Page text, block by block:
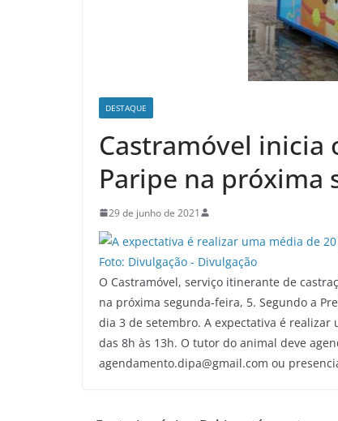
DESTAQUE
Castramóvel
Paripe na próxima
29 de junho de 2021
O Castramóvel, serviço itinerante de
na próxima segunda-feira, 5. Segundo a
dia 3 de setembro. A expectativa é
das 8h às 13h. O tutor do animal deve
agendamento.dipa@gmail.com ou